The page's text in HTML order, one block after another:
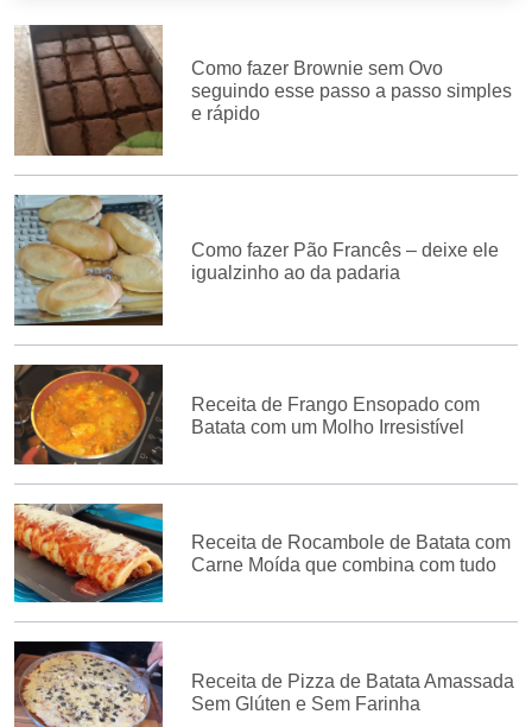
Como fazer Brownie sem Ovo
seguindo esse passo a passo simples
e rápido
Como fazer Pão Francês – deixe ele
igualzinho ao da padaria
Receita de Frango Ensopado com
Batata com um Molho Irresistível
Receita de Rocambole de Batata com
Carne Moída que combina com tudo
Receita de Pizza de Batata Amassada
Sem Glúten e Sem Farinha